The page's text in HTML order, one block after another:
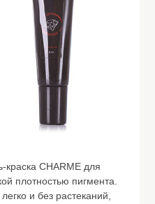
краска CHARME для
плотностью пигмента.
и без растеканий,